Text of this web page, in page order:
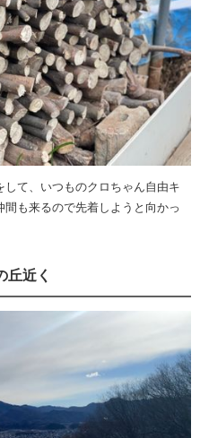
て、いつものクロちゃん自由キ
も来るので先着しようと向かっ
丘近く